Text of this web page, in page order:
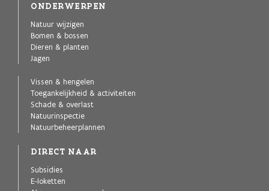
ONDERWERPEN
Natuur wijzigen
Bomen & bossen
Dieren & planten
Jagen
Vissen & hengelen
Toegankelijkheid & activiteiten
Schade & overlast
Natuurinspectie
Natuurbeheerplannen
DIRECT NAAR
Subsidies
E-loketten